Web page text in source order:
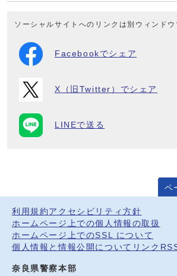
ソーシャルサイトへのリンクは別ウィンドウ
Facebookでシェア
X（旧Twitter）でシェア
LINEで送る
ペ
利用規約 アクセシビリティ方針
ホームページ上での個人情報の取扱
ホームページ上でのSSL について
個人情報と情報公開について リンク
奈良県警察本部